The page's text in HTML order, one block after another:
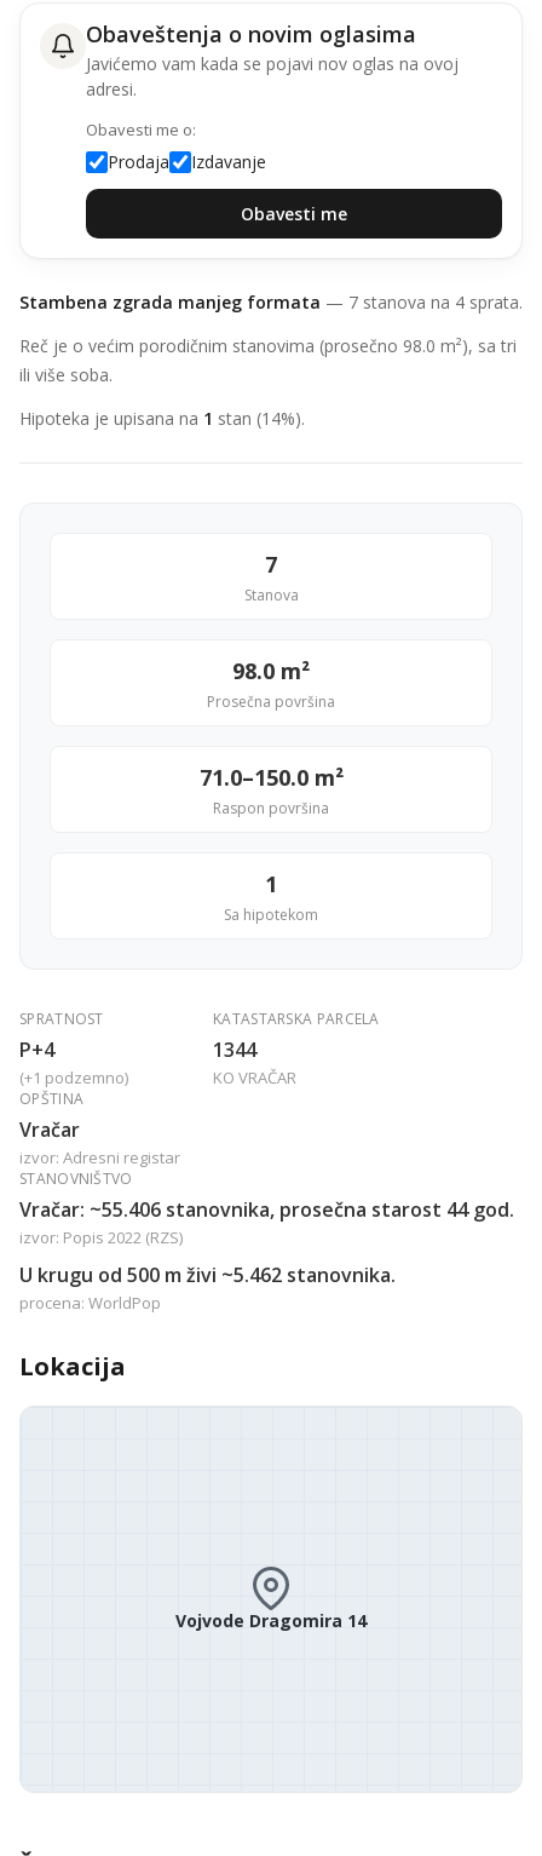
Obaveštenja o novim oglasima
Javićemo vam kada se pojavi nov oglas na ovoj
adresi.
Obavesti me o:
Prodaja Izdavanje
Obavesti me
Stambena zgrada manjeg formata — 7 stanova na 4 sprata.
Reč je o većim porodičnim stanovima (prosečno 98.0 m²), sa tri
ili više soba.
Hipoteka je upisana na 1 stan (14%).
7
Stanova
98.0 m²
Prosečna površina
71.0–150.0 m²
Raspon površina
1
Sa hipotekom
SPRATNOST
P+4
(+1 podzemno)
KATASTARSKA PARCELA
1344
KO VRAČAR
OPŠTINA
Vračar
izvor: Adresni registar
STANOVNIŠTVO
Vračar: ~55.406 stanovnika, prosečna starost 44 god.
izvor: Popis 2022 (RZS)
U krugu od 500 m živi ~5.462 stanovnika.
procena: WorldPop
Lokacija
Vojvode Dragomira 14